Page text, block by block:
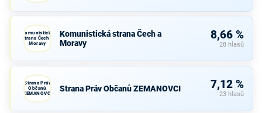
Komunistická
strana Čech a
Moravy
Komunistická strana Čech a
Moravy
8,66 %
28 hlasů
Strana Práv
Občanů
ZEMANOVCI
Strana Práv Občanů ZEMANOVCI 7,12 %
23 hlasů